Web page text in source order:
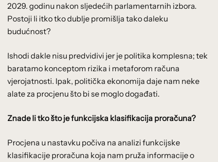
2029. godinu nakon sljedećih parlamentarnih izbora.
Postoji li itko tko dublje promišlja tako daleku
budućnost?
Ishodi dakle nisu predvidivi jer je politika komplesna; tek
baratamo konceptom rizika i metaforom računa
vjerojatnosti. Ipak, politička ekonomija daje nam neke
alate za procjenu što bi se moglo događati.
Znade li tko što je funkcijska klasifikacija proračuna?
Procjena u nastavku počiva na analizi funkcijske
klasifikacije proračuna koja nam pruža informacije o